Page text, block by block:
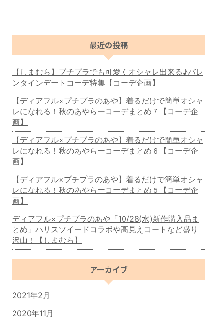
最近の投稿
【しまむら】プチプラでも可愛くオシャレ出来る♪バレ
ンタインデートコーデ特集【コーデ企画】
【ディアフル×プチプラのあや】着るだけで簡単オシャ
レになれる！秋のあやらーコーデまとめ７【コーデ企
画】
【ディアフル×プチプラのあや】着るだけで簡単オシャ
レになれる！秋のあやらーコーデまとめ６【コーデ企
画】
【ディアフル×プチプラのあや】着るだけで簡単オシャ
レになれる！秋のあやらーコーデまとめ５【コーデ企
画】
ディアフル×プチプラのあや「10/28(水)新作購入品ま
とめ」ハリスツイードコラボや高見えコートなど盛り
沢山！【しまむら】
アーカイブ
2021年2月
2020年11月